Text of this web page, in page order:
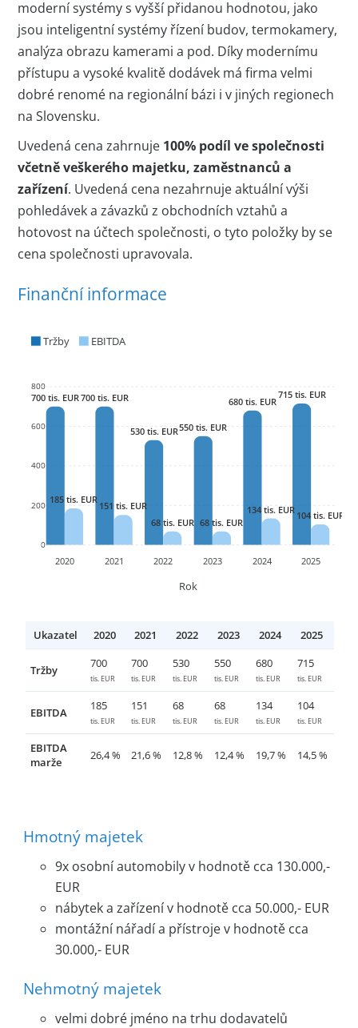
moderní systémy s vyšší přidanou hodnotou, jako
jsou inteligentní systémy řízení budov, termokamery,
analýza obrazu kamerami a pod. Díky modernímu
přístupu a vysoké kvalitě dodávek má firma velmi
dobré renomé na regionální bázi i v jiných regionech
na Slovensku.
Uvedená cena zahrnuje 100% podíl ve společnosti
včetně veškerého majetku, zaměstnanců a
zařízení. Uvedená cena nezahrnuje aktuální výši
pohledávek a závazků z obchodních vztahů a
hotovost na účtech společnosti, o tyto položky by se
cena společnosti upravovala.
Finanční informace
800
600
400
200
0
700 tis. EUR700 tis. EUR
530 tis. EUR550 tis. EUR
680 tis. EUR
715 tis. EUR
185 tis. EUR
151 tis. EUR
68 tis. EUR 68 tis. EUR
134 tis. EUR104 tis. EUR
2020 2021 2022 2023 2024 2025
Rok
Tržby EBITDA
Ukazatel 2020 2021 2022 2023 2024 2025
Tržby 700
tis. EUR
700
tis. EUR
530
tis. EUR
550
tis. EUR
680
tis. EUR
715
tis. EUR
EBITDA 185
tis. EUR
151
tis. EUR
68
tis. EUR
68
tis. EUR
134
tis. EUR
104
tis. EUR
EBITDA
marže
26,4 % 21,6 % 12,8 % 12,4 % 19,7 % 14,5 %
Hmotný majetek
9x osobní automobily v hodnotě cca 130.000,-
EUR
nábytek a zařízení v hodnotě cca 50.000,- EUR
montážní nářadí a přístroje v hodnotě cca
30.000,- EUR
Nehmotný majetek
velmi dobré jméno na trhu dodavatelů